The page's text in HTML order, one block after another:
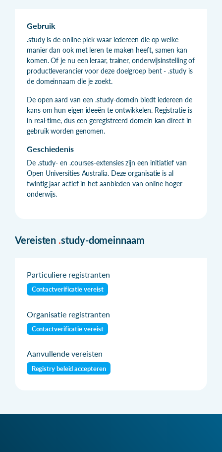
Gebruik
.study is de online plek waar iedereen die op welke
manier dan ook met leren te maken heeft, samen kan
komen. Of je nu een leraar, trainer, onderwijsinstelling of
productleverancier voor deze doelgroep bent - .study is
de domeinnaam die je zoekt.
De open aard van een .study-domein biedt iedereen de
kans om hun eigen ideeën te ontwikkelen. Registratie is
in real-time, dus een geregistreerd domein kan direct in
gebruik worden genomen.
Geschiedenis
De .study- en .courses-extensies zijn een initiatief van
Open Universities Australia. Deze organisatie is al
twintig jaar actief in het aanbieden van online hoger
onderwijs.
Vereisten .study-domeinnaam
Particuliere registranten
Contactverificatie vereist
Organisatie registranten
Contactverificatie vereist
Aanvullende vereisten
Registry beleid accepteren